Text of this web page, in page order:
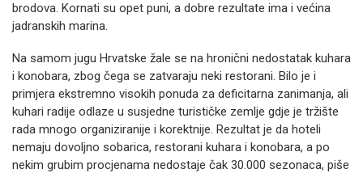
brodova. Kornati su opet puni, a dobre rezultate ima i većina
jadranskih marina.
Na samom jugu Hrvatske žale se na hronični nedostatak kuhara
i konobara, zbog čega se zatvaraju neki restorani. Bilo je i
primjera ekstremno visokih ponuda za deficitarna zanimanja, ali
kuhari radije odlaze u susjedne turističke zemlje gdje je tržište
rada mnogo organiziranije i korektnije. Rezultat je da hoteli
nemaju dovoljno sobarica, restorani kuhara i konobara, a po
nekim grubim procjenama nedostaje čak 30.000 sezonaca, piše